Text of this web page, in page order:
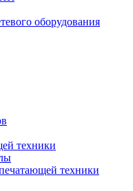
оборудования
техники
техники